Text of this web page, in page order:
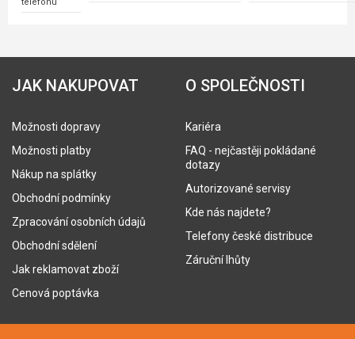
JAK NAKUPOVAT
Možnosti dopravy
Možnosti platby
Nákup na splátky
Obchodní podmínky
Zpracování osobních údajů
Obchodní sdělení
Jak reklamovat zboží
Cenová poptávka
O SPOLEČNOSTI
Kariéra
FAQ - nejčastěji pokládané
dotazy
Autorizované servisy
Kde nás najdete?
Telefony české distribuce
Záruční lhůty